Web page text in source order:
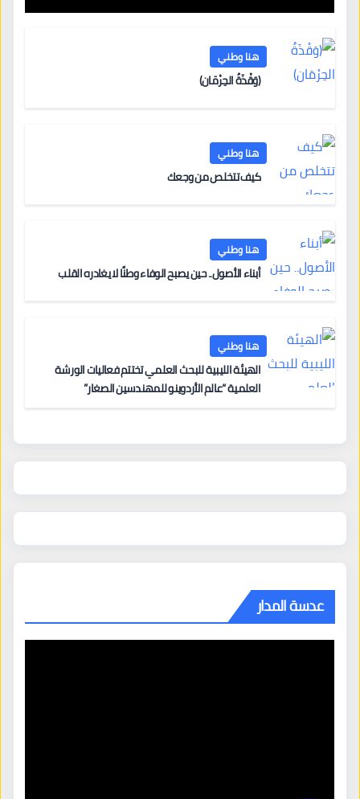
هنا وطني
(وَقْذَةُ الحِرْمَان)
هنا وطني
كيف تتخلص من وجعك
هنا وطني
أبناء الأصول.. حين يصبح الوفاء وطنًا لا يغادره القلب
هنا وطني
الهيئة الليبية للبحث العلمي تختتم فعاليات الورشة
العلمية “عالم الأردوينو للمهندسين الصغار”
عدسة المدار